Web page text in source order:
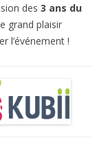
des 3 ans du
grand plaisir
l’événement !